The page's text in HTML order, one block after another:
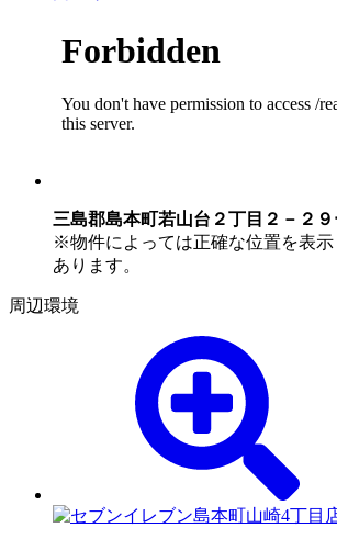
三島郡島本町若山台２丁目２－２９
※物件によっては正確な位置を表
あります。
周辺環境